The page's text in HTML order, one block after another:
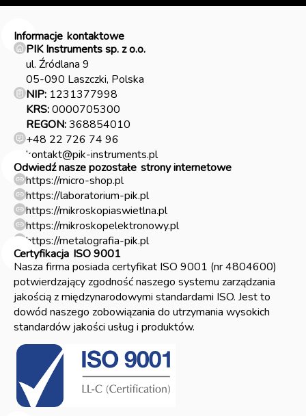
Informacje kontaktowe
PIK Instruments sp. z o.o.
ul. Źródlana 9
05-090 Laszczki, Polska
NIP: 1231377998
KRS:0000705300
REGON:368854010
+48 22 726 74 96
kontakt@pik-instruments.pl
Odwiedź nasze pozostałe strony internetowe
https://micro-shop.pl
https://laboratorium-pik.pl
https://mikroskopiaswietlna.pl
https://mikroskopelektronowy.pl
https://metalografia-pik.pl
Certyfikacja ISO 9001
Nasza firma posiada certyfikat ISO 9001 (nr 4804600)
potwierdzający zgodność naszego systemu zarządzania
jakością z międzynarodowymi standardami ISO. Jest to
dowód naszego zobowiązania do utrzymania wysokich
standardów jakości usług i produktów.